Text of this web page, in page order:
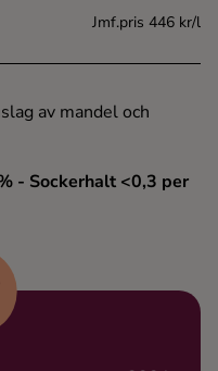
Jmf.pris 446 kr/l
av mandel och
- Sockerhalt <0,3 per